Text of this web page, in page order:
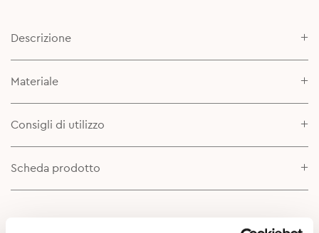
Descrizione
Materiale
Consigli di utilizzo
Scheda prodotto